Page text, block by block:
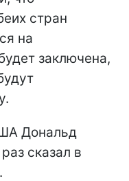
стран
на
заключена,
Дональд
сказал в